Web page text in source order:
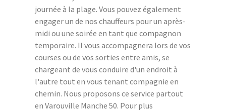
journée à la plage. Vous pouvez également
engager un de nos chauffeurs pour un après-
midi ou une soirée en tant que compagnon
temporaire. Il vous accompagnera lors de vos
courses ou de vos sorties entre amis, se
chargeant de vous conduire d'un endroit à
l'autre tout en vous tenant compagnie en
chemin. Nous proposons ce service partout
en Varouville Manche 50. Pour plus